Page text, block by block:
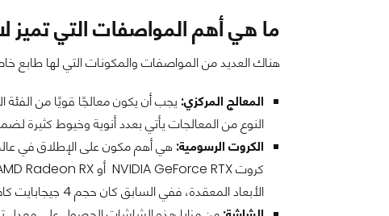
ما هي أهم المواصفات التي تميز
هناك العديد من المواصفات والمكونات التي لها
المعالج المركزي:
النوع من المعالجات يأتي بعدد أنوية وخيوط كثيرة
الكروت الرسومية: هي أهم مكون على الإطلاق في
الأبعاد المعقدة، ففي السابق كان حجم 4 جيجابايت كافيًا لكن اليوم أصبح هذا الحجم غير كافي لمتطلبات الألعاب الحديثة.